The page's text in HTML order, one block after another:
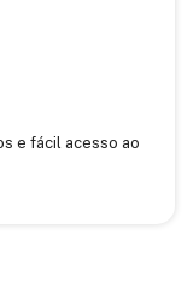
e fácil acesso ao